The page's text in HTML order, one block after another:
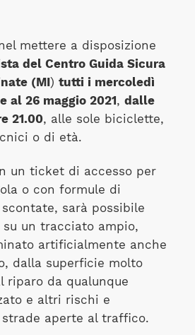
mettere a disposizione
del Centro Guida Sicura
(MI) tutti i mercoledì
al 26 maggio 2021, dalle
21.00, alle sole biciclette,
o di età.
un ticket di accesso per
o con formule di
sarà possibile
un tracciato ampio,
artificialmente anche
dalla superficie molto
riparo da qualunque
e altri rischi e
aperte al traffico.